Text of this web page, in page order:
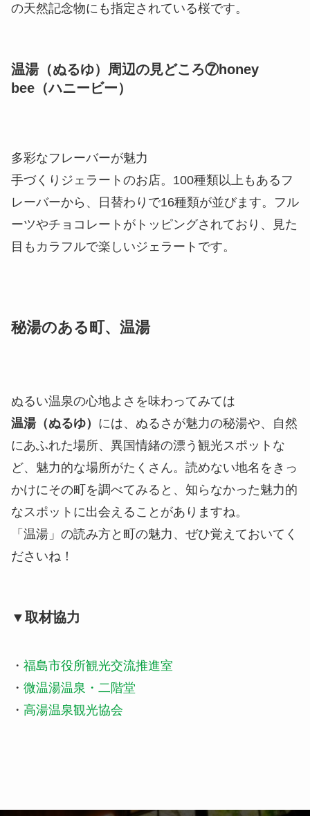
の天然記念物にも指定されている桜です。
温湯（ぬるゆ）周辺の見どころ⑦honey
bee（ハニービー）
多彩なフレーバーが魅力
手づくりジェラートのお店。100種類以上もあるフ
レーバーから、日替わりで16種類が並びます。フル
ーツやチョコレートがトッピングされており、見た
目もカラフルで楽しいジェラートです。
秘湯のある町、温湯
ぬるい温泉の心地よさを味わってみては
温湯（ぬるゆ） には、ぬるさが魅力の秘湯や、自然
にあふれた場所、異国情緒の漂う観光スポットな
ど、魅力的な場所がたくさん。読めない地名をきっ
かけにその町を調べてみると、知らなかった魅力的
なスポットに出会えることがありますね。
「温湯」の読み方と町の魅力、ぜひ覚えておいてく
ださいね！
▼取材協力
・ 福島市役所観光交流推進室
・ 微温湯温泉・二階堂
・ 高湯温泉観光協会